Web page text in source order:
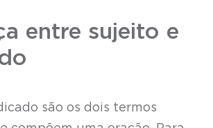
entre sujeito e
são os dois termos